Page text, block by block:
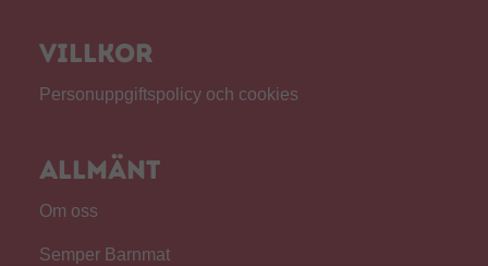
Villkor
Personuppgiftspolicy och cookies
Allmänt
Om oss
Semper Barnmat